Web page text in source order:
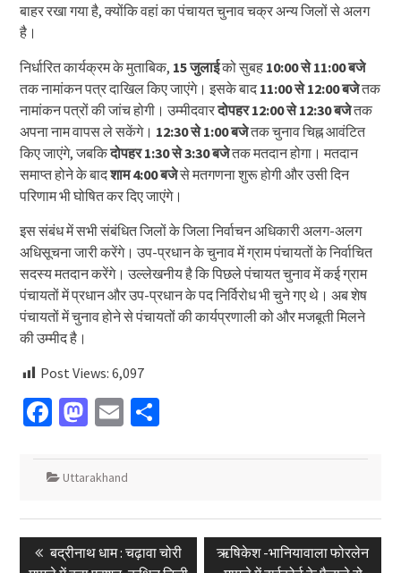
बाहर रखा गया है, क्योंकि वहां का पंचायत चुनाव चक्र अन्य जिलों से अलग
है।
निर्धारित कार्यक्रम के मुताबिक, 15 जुलाईको सुबह 10:00 से 11:00 बजे
तक नामांकन पत्र दाखिल किए जाएंगे। इसके बाद11:00 से 12:00 बजेतक
नामांकन पत्रों की जांच होगी। उम्मीदवारदोपहर 12:00 से 12:30 बजेतक
अपना नाम वापस ले सकेंगे। 12:30 से 1:00 बजेतक चुनाव चिह्न आवंटित
किए जाएंगे, जबकिदोपहर 1:30 से 3:30 बजेतक मतदान होगा। मतदान
समाप्त होने के बादशाम 4:00 बजेसे मतगणना शुरू होगी और उसी दिन
परिणाम भी घोषित कर दिए जाएंगे।
इस संबंध में सभी संबंधित जिलों के जिला निर्वाचन अधिकारी अलग-अलग
अधिसूचना जारी करेंगे। उप-प्रधान के चुनाव में ग्राम पंचायतों के निर्वाचित
सदस्य मतदान करेंगे। उल्लेखनीय है कि पिछले पंचायत चुनाव में कई ग्राम
पंचायतों में प्रधान और उप-प्रधान के पद निर्विरोध भी चुने गए थे। अब शेष
पंचायतों में चुनाव होने से पंचायतों की कार्यप्रणाली को और मजबूती मिलने
की उम्मीद है।
Post Views: 6,097
Facebook
Mastodon
EmailShare
Uttarakhand
navigation
Previous
बद्रीनाथ धाम : चढ़ावा चोरी
Next
ऋषिकेश -भानियावाला फोरलेन